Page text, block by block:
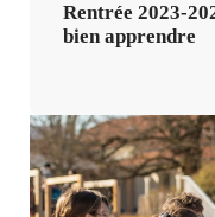
Rentrée 2023-
bien apprendre